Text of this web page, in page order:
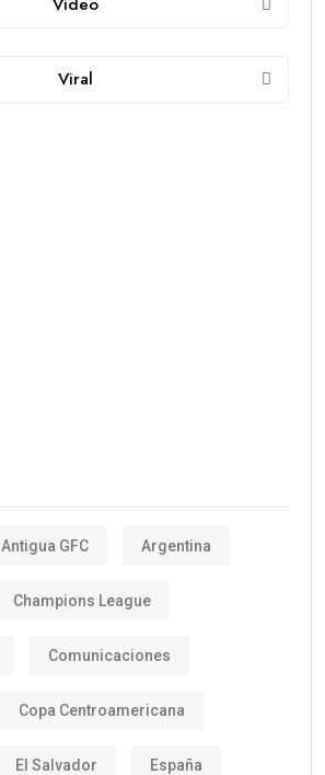
Viral
Antigua GFC Argentina
Champions League
Comunicaciones
Copa Centroamericana
El Salvador España